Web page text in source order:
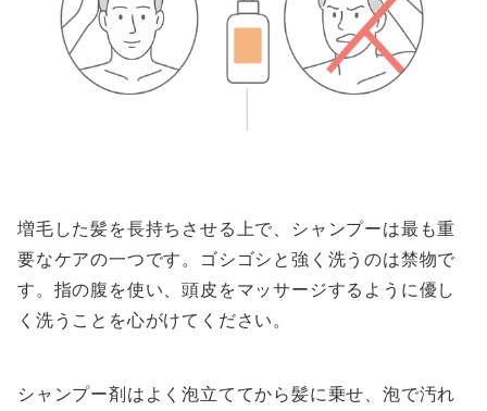
増毛した髪を長持ちさせる上で、シャンプーは最も重
要なケアの一つです。ゴシゴシと強く洗うのは禁物で
す。指の腹を使い、頭皮をマッサージするように優し
く洗うことを心がけてください。
シャンプー剤はよく泡立ててから髪に乗せ、泡で汚れ